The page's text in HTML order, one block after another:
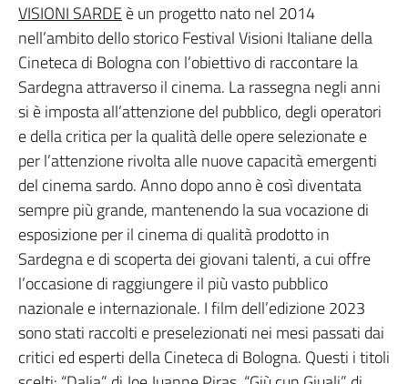
VISIONI SARDEè un progetto nato nel 2014
nell’ambito dello storico Festival Visioni Italiane della
Cineteca di Bologna con l’obiettivo di raccontare la
Sardegna attraverso il cinema. La rassegna negli anni
si è imposta all’attenzione del pubblico, degli operatori
e della critica per la qualità delle opere selezionate e
per l’attenzione rivolta alle nuove capacità emergenti
del cinema sardo. Anno dopo anno è così diventata
sempre più grande, mantenendo la sua vocazione di
esposizione per il cinema di qualità prodotto in
Sardegna e di scoperta dei giovani talenti, a cui offre
l’occasione di raggiungere il più vasto pubblico
nazionale e internazionale. I film dell’edizione 2023
sono stati raccolti e preselezionati nei mesi passati dai
critici ed esperti della Cineteca di Bologna. Questi i titoli